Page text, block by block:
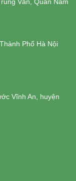
Phố Hà Nội
Vĩnh An, huyện